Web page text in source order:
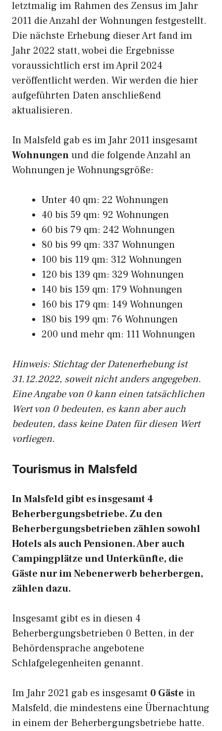
letztmalig im Rahmen des Zensus im Jahr
2011 die Anzahl der Wohnungen festgestellt.
Die nächste Erhebung dieser Art fand im
Jahr 2022 statt, wobei die Ergebnisse
voraussichtlich erst im April 2024
veröffentlicht werden. Wir werden die hier
aufgeführten Daten anschließend
aktualisieren.
In Malsfeld gab es im Jahr 2011 insgesamt
Wohnungenund die folgende Anzahl an
Wohnungen je Wohnungsgröße:
Unter 40 qm: 22 Wohnungen
40 bis 59 qm: 92 Wohnungen
60 bis 79 qm: 242 Wohnungen
80 bis 99 qm: 337 Wohnungen
100 bis 119 qm: 312 Wohnungen
120 bis 139 qm: 329 Wohnungen
140 bis 159 qm: 179 Wohnungen
160 bis 179 qm: 149 Wohnungen
180 bis 199 qm: 76 Wohnungen
200 und mehr qm: 111 Wohnungen
Hinweis: Stichtag der Datenerhebung ist
31.12.2022, soweit nicht anders angegeben.
Eine Angabe von 0 kann einen tatsächlichen
Wert von 0 bedeuten, es kann aber auch
bedeuten, dass keine Daten für diesen Wert
vorliegen.
Tourismus in Malsfeld
In Malsfeld gibt es insgesamt 4
Beherbergungsbetriebe. Zu den
Beherbergungsbetrieben zählen sowohl
Hotels als auch Pensionen. Aber auch
Campingplätze und Unterkünfte, die
Gäste nur im Nebenerwerb beherbergen,
zählen dazu.
Insgesamt gibt es in diesen 4
Beherbergungsbetrieben 0 Betten, in der
Behördensprache angebotene
Schlafgelegenheiten genannt.
Im Jahr 2021 gab es insgesamt 0 Gäste in
Malsfeld, die mindestens eine Übernachtung
in einem der Beherbergungsbetriebe hatte.